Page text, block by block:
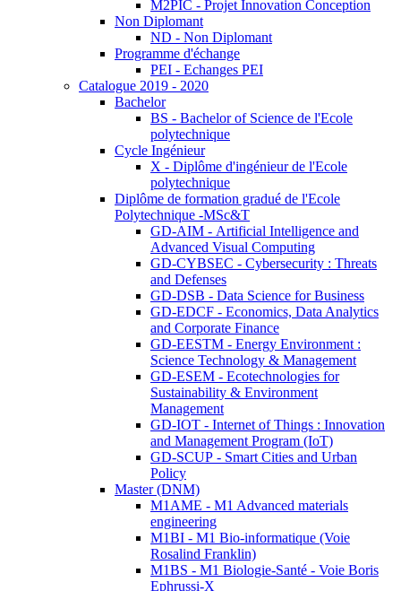
M2PIC - Projet Innovation Conception
Non Diplomant
ND - Non Diplomant
Programme d'échange
PEI - Echanges PEI
Catalogue 2019 - 2020
Bachelor
BS - Bachelor of Science de l'Ecole
polytechnique
Cycle Ingénieur
X - Diplôme d'ingénieur de l'Ecole
polytechnique
Diplôme de formation gradué de l'Ecole
Polytechnique -MSc&T
GD-AIM - Artificial Intelligence and
Advanced Visual Computing
GD-CYBSEC - Cybersecurity : Threats
and Defenses
GD-DSB - Data Science for Business
GD-EDCF - Economics, Data Analytics
and Corporate Finance
GD-EESTM - Energy Environment :
Science Technology & Management
GD-ESEM - Ecotechnologies for
Sustainability & Environment
Management
GD-IOT - Internet of Things : Innovation
and Management Program (IoT)
GD-SCUP - Smart Cities and Urban
Policy
Master (DNM)
M1AME - M1 Advanced materials
engineering
M1BI - M1 Bio-informatique (Voie
Rosalind Franklin)
M1BS - M1 Biologie-Santé - Voie Boris
Ephrussi-X